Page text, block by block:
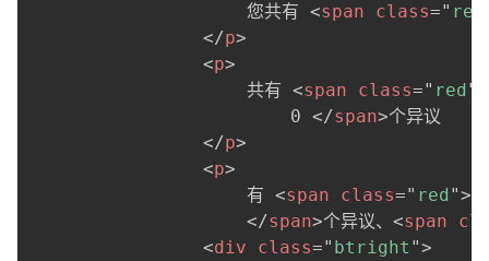
                    您共有
<span class=" red
</p>
<p>
                    共有
<span class=" red "
                        0
</span>个异议
</p>
<p>
                    有
<span class=" red ">
</span>个异议、 <span
<div class=" btright ">